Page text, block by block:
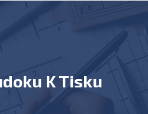
K Tisku